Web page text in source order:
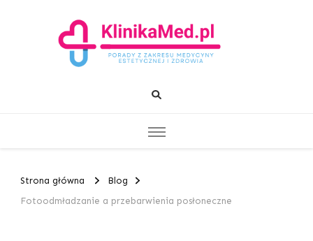
KlinikaMed.pl
Strona główna
Blog
Fotoodmładzanie a przebarwienia posłoneczne